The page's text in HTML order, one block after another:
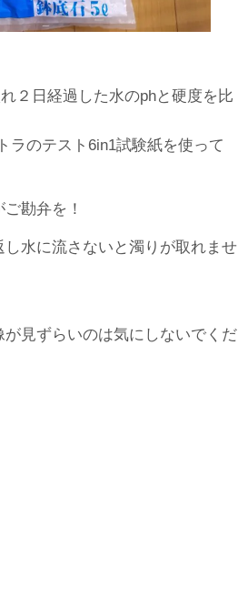
２日経過した水のphと硬度を比
ラのテスト6in1試験紙を使って
勘弁を！
水に流さないと濁りが取れませ
見ずらいのは気にしないでくだ